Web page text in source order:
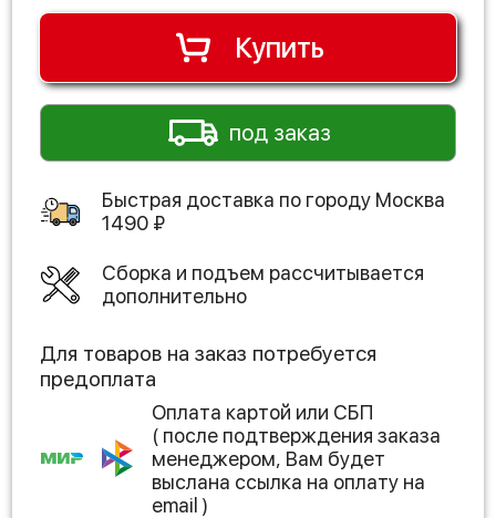
Купить
под заказ
Быстрая доставка по городу Москва
1490 ₽
Сборка и подъем рассчитывается
дополнительно
Для товаров на заказ потребуется
предоплата
Оплата картой или СБП
( после подтверждения заказа
менеджером, Вам будет
выслана ссылка на оплату на
email )